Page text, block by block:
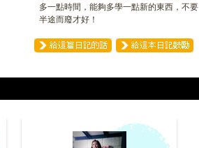
多一點時間，能夠多學一點新的東西，不要
半途而廢才好！